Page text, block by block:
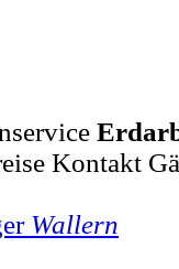
Kontakt
Wallern